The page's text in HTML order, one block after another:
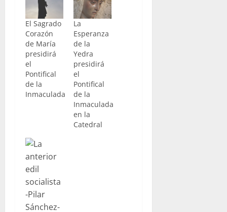
El Sagrado
Corazón
de María
presidirá
el
Pontifical
de la
Inmaculada
La
Esperanza
de la
Yedra
presidirá
el
Pontifical
de la
Inmaculada
en la
Catedral